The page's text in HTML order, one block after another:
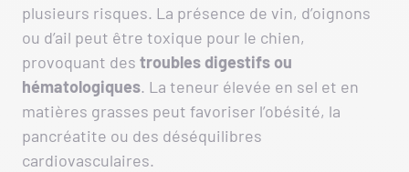
plusieurs risques. La présence de vin, d’oignons
ou d’ail peut être toxique pour le chien,
provoquant des troubles digestifs ou
hématologiques. La teneur élevée en sel et en
matières grasses peut favoriser l’obésité, la
pancréatite ou des déséquilibres
cardiovasculaires.